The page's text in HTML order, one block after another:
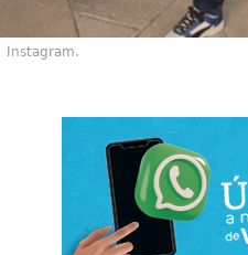
Instagram.